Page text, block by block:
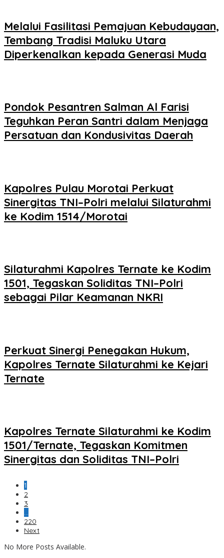
Melalui Fasilitasi Pemajuan Kebudayaan,
Tembang Tradisi Maluku Utara
Diperkenalkan kepada Generasi Muda
Pondok Pesantren Salman Al Farisi
Teguhkan Peran Santri dalam Menjaga
Persatuan dan Kondusivitas Daerah
Kapolres Pulau Morotai Perkuat
Sinergitas TNI–Polri melalui Silaturahmi
ke Kodim 1514/Morotai
Silaturahmi Kapolres Ternate ke Kodim
1501, Tegaskan Soliditas TNI–Polri
sebagai Pilar Keamanan NKRI
Perkuat Sinergi Penegakan Hukum,
Kapolres Ternate Silaturahmi ke Kejari
Ternate
Kapolres Ternate Silaturahmi ke Kodim
1501/Ternate, Tegaskan Komitmen
Sinergitas dan Soliditas TNI–Polri
1
2
3
…
220
Next
No More Posts Available.